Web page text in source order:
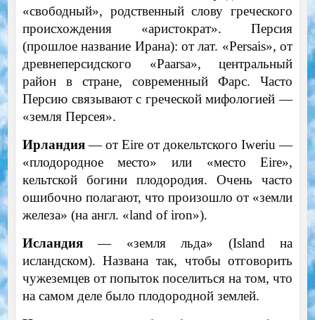
«свободный», родственный слову греческого
происхождения «аристократ». Персия
(прошлое название Ирана): от лат. «Persais», от
древнеперсидского «Paarsa», центральный
район в стране, современный Фарс. Часто
Персию связывают с греческой мифологией —
«земля Персея».
Ирландия— от Eire от докельтского Iweriu —
«плодородное место» или «место Eire»,
кельтской богини плодородия. Очень часто
ошибочно полагают, что произошло от «земли
железа» (на англ. «land of iron»).
Исландия— «земля льда» (Island на
исландском). Названа так, чтобы отговорить
чужеземцев от попыток поселиться на том, что
на самом деле было плодородной землей.